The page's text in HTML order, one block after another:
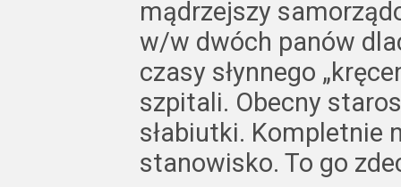
mądrzejszy
w/w dwóch panów
czasy słynnego
szpitali. Obecny
słabiutki. Kompletnie
stanowisko. To go